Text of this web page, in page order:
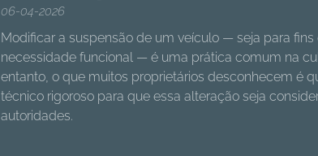
06-04-2026
Modificar a suspensão de um veículo — seja para
necessidade funcional — é uma prática comum na
entanto, o que muitos proprietários desconhecem é
técnico rigoroso para que essa alteração seja
autoridades.